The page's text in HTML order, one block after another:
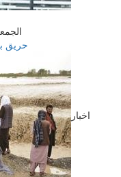
الجمعة 07 أغسطس 2026
حريق
اخبار